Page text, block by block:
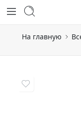
На главную